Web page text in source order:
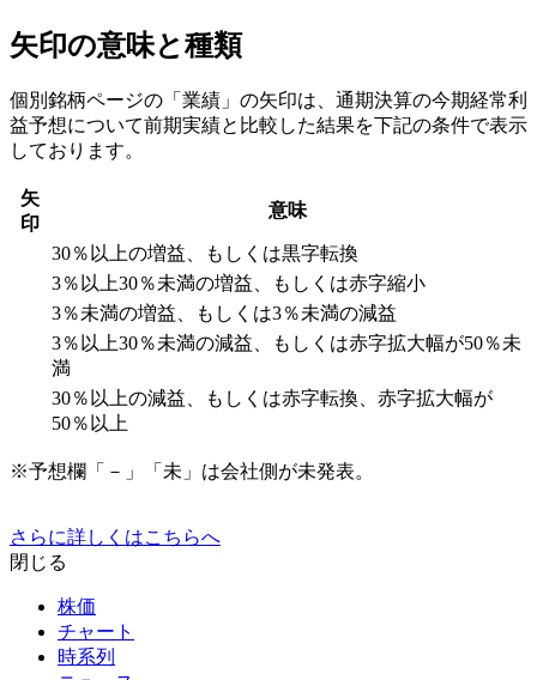
矢印の意味と種類
個別銘柄ページの「業績」の矢印は、通期決算の今期経常利
益予想について前期実績と比較した結果を下記の条件で表示
しております。
矢
印
意味
30％以上の増益、もしくは黒字転換
3％以上30％未満の増益、もしくは赤字縮小
3％未満の増益、もしくは3％未満の減益
3％以上30％未満の減益、もしくは赤字拡大幅が50％未
満
30％以上の減益、もしくは赤字転換、赤字拡大幅が
50％以上
※予想欄「－」「未」は会社側が未発表。
さらに詳しくはこちらへ
閉じる
株価
チャート
時系列